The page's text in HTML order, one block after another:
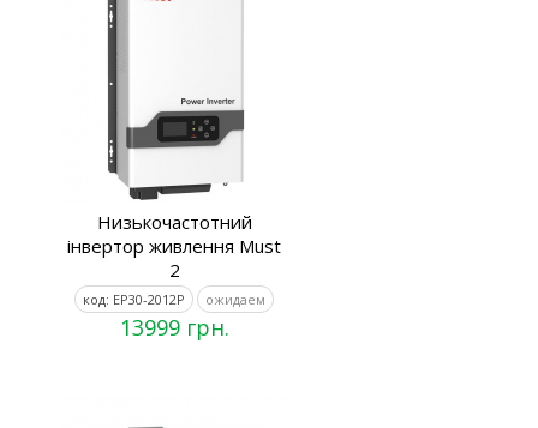
Низькочастотний
інвертор живлення Must
2
код: EP30-2012P ожидаем
13999 грн.